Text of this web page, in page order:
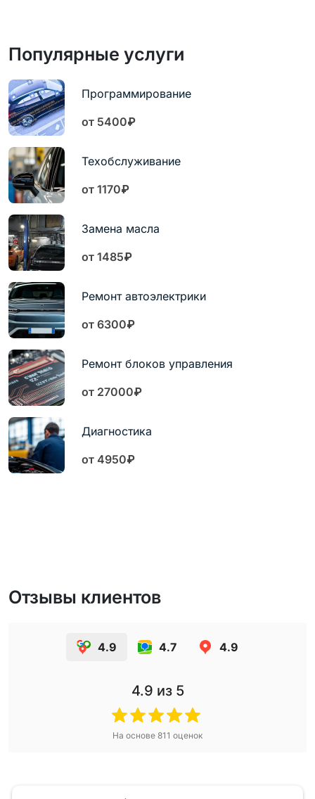
Популярные услуги
Программирование
от 5400₽
Техобслуживание
от 1170₽
Замена масла
от 1485₽
Ремонт автоэлектрики
от 6300₽
Ремонт блоков управления
от 27000₽
Диагностика
от 4950₽
Отзывы клиентов
4.9 4.7 4.9
4.9 из 5
На основе 811 оценок